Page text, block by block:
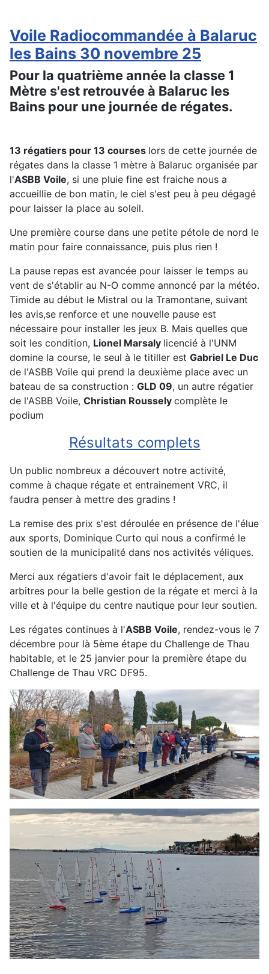
Voile Radiocommandée à Balaruc
les Bains 30 novembre 25
Pour la quatrième année la classe 1
Mètre s'est retrouvée à Balaruc les
Bains pour une journée de régates.
13 régatiers pour 13 courses lors de cette journée de
régates dans la classe 1 mètre à Balaruc organisée par
l'ASBB Voile, si une pluie fine est fraiche nous a
accueillie de bon matin, le ciel s'est peu à peu dégagé
pour laisser la place au soleil.
Une première course dans une petite pétole de nord le
matin pour faire connaissance, puis plus rien !
La pause repas est avancée pour laisser le temps au
vent de s'établir au N-O comme annoncé par la météo.
Timide au début le Mistral ou la Tramontane, suivant
les avis,se renforce et une nouvelle pause est
nécessaire pour installer les jeux B. Mais quelles que
soit les condition, Lionel Marsaly licencié à l'UNM
domine la course, le seul à le titiller est Gabriel Le Duc
de l'ASBB Voile qui prend la deuxième place avec un
bateau de sa construction : GLD 09, un autre régatier
de l'ASBB Voile, Christian Roussely complète le
podium
Résultats complets
Un public nombreux a découvert notre activité,
comme à chaque régate et entrainement VRC, il
faudra penser à mettre des gradins !
La remise des prix s'est déroulée en présence de l'élue
aux sports, Dominique Curto qui nous a confirmé le
soutien de la municipalité dans nos activités véliques.
Merci aux régatiers d'avoir fait le déplacement, aux
arbitres pour la belle gestion de la régate et merci à la
ville et à l'équipe du centre nautique pour leur soutien.
Les régates continues à l'ASBB Voile, rendez-vous le 7
décembre pour là 5ème étape du Challenge de Thau
habitable, et le 25 janvier pour la première étape du
Challenge de Thau VRC DF95.